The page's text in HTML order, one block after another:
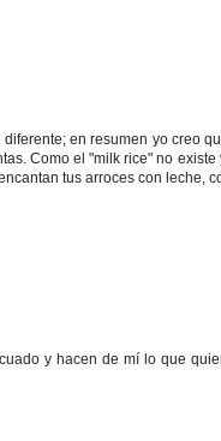
en resumen yo creo
Como el "milk rice" no existe
tus arroces con leche,
y hacen de mí lo que